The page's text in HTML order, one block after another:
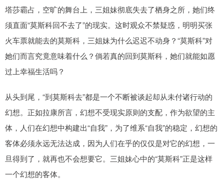
塔莎霸占，空旷的舞台上，三姐妹彻底失去了栖身之所，她们终
须直面“莫斯科回不去了”的现实。这时观众不禁疑惑，明明买张
火车票就能去的莫斯科，三姐妹为什么迟迟不动身？“莫斯科”对
她们而言究竟意味着什么？倘若真的回到莫斯科，她们就能如愿
过上幸福生活吗？
从头到尾，“到莫斯科去”都是一个不断被谈起却从未付诸行动的
幻想。正如拉康所言，幻想不受现实原则的支配，作为欲望的主
体，人们在幻想中构建出“自我”，为了维系“自我”的稳定，幻想的
客体必须永远无法达成，因为人们在乎的仅仅是对它的幻想，一
旦得到了，就再也不会想要它。三姐妹心中的“莫斯科”正是这样
一个幻想的客体。